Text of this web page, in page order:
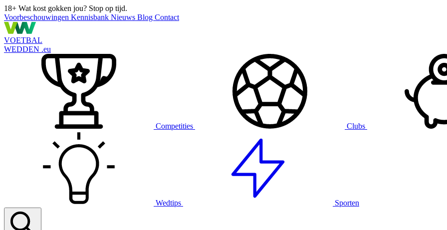
18+ Wat kost gokken jou? Stop op tijd.
Voorbeschouwingen Kennisbank Nieuws Blog Contact
VOETBAL
WEDDEN .eu
Competities Clubs
Wedtips Sporten